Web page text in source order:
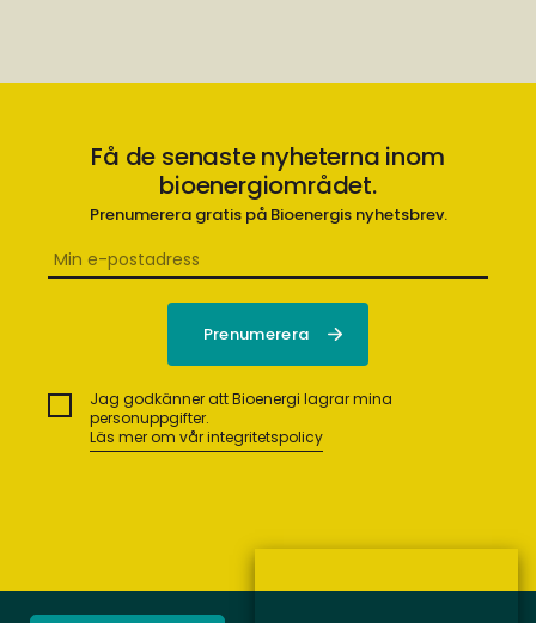
Få de senaste nyheterna inom
bioenergiområdet.
Prenumerera gratis på Bioenergis nyhetsbrev.
Jag godkänner att Bioenergi lagrar mina
personuppgifter.
Läs mer om vår integritetspolicy